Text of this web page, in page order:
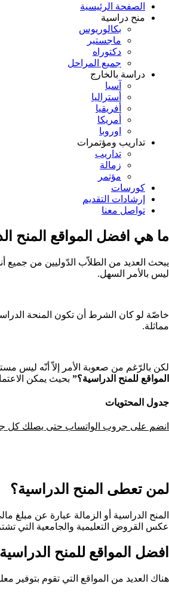
الصفحة الرئيسية
منح دراسية
بكالوريوس
ماجستير
دكتوراه
جميع المراحل
دراسة بالخارج
آسيا
أستراليا
أفريقيا
أمريكا
اوروبا
تداريب ومؤتمرات
تداريب
زمالة
مؤتمر
كورسات
إرشادات التقديم
تواصل معنا
ما هي افضل المواقع المنح
يبحث العديد من الطلاّب الدّوليين من جميع
ليس بالأمر السهل.
خاصّة لو كان الشرط أن تكون المنحة
مماثلة.
لكن بالرّغم من صعوبة الأمر إلاّ أنّه ليس
المواقع للمنح الدراسية؟” بحيث يمكن
جدول المحتويات
انضم على جروب الواتساب حتى يصلك كل
لمن تعطى المنح الدراسية؟
المنح الدراسية أو الزمالة عبارة عن
عكس القروض التعليمية والجامعية التي
افضل المواقع للمنح الدراسية
هناك العديد من المواقع التي تقوم بتوفير